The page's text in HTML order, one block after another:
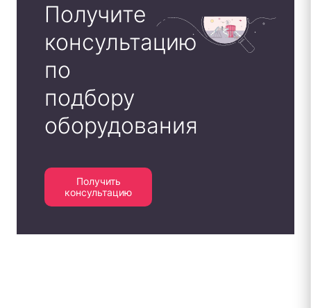
Получите
консультацию
по
подбору
оборудования
Получить
консультацию